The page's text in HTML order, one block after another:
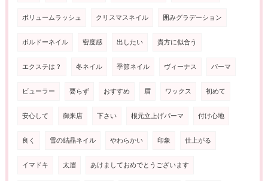
ボリュームラッシュ クリスマスネイル 囲みグラデーション
ボルドーネイル 密度感 出したい 貴方に似合う
エクステは？ 冬ネイル 季節ネイル ヴィーナス パーマ
ビューラー 要らず おすすめ 眉 ワックス 初めて
安心して 御来店 下さい 根元立上げパーマ 付け心地
良く 雪の結晶ネイル やわらかい 印象 仕上がる
イマドキ 太眉 あけましておめでとうございます